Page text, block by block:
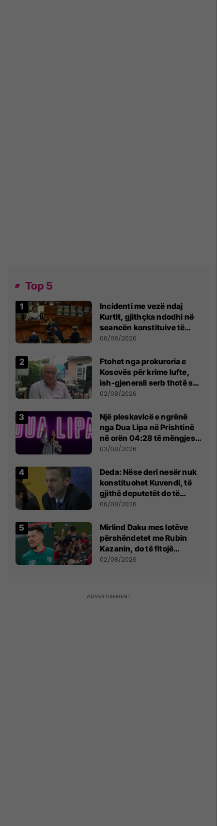
Top 5
Incidenti me vezë ndaj
Kurtit, gjithçka ndodhi në
seancën konstituive të
Kuvendit
06/08/2026
Ftohet nga prokuroria e
Kosovës për krime lufte,
ish-gjenerali serb thotë se
dikush e tradhtoi në
02/08/2026
Një pleskavicë e ngrënë
nga Dua Lipa në Prishtinë
në orën 04:28 të mëngjesit
- dhe bota digjitale serbe
03/08/2026
Deda: Nëse deri nesër nuk
konstituohet Kuvendi, të
gjithë deputetët do të
bëjnë shkelje të rëndë
06/08/2026
Mirlind Daku mes lotëve
përshëndetet me Rubin
Kazanin, do të fitojë
miliona te Spartak Moska
02/08/2026